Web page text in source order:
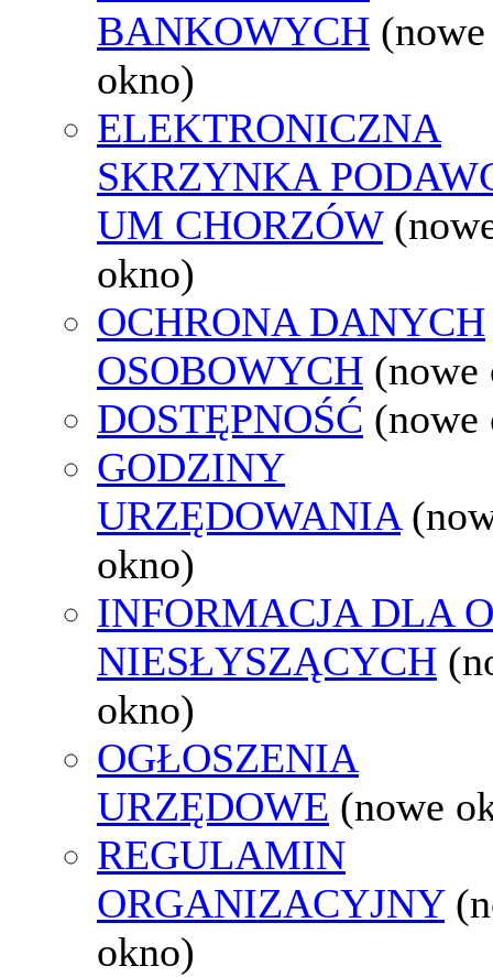
BANKOWYCH (nowe
okno)
ELEKTRONICZNA
SKRZYNKA
UM CHORZÓW
okno)
OCHRONA DANYCH
OSOBOWYCH (nowe
DOSTĘPNOŚĆ (nowe
GODZINY
URZĘDOWANIA
okno)
INFORMACJA DLA
NIESŁYSZĄCYCH
okno)
OGŁOSZENIA
URZĘDOWE (nowe
REGULAMIN
ORGANIZACYJNY
okno)